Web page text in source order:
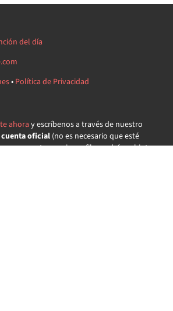
del día
• Política de Privacidad
ahora y escríbenos a través de nuestro
cuenta oficial(no es necesario que esté
acceso a tu propio perfil y podrás subir tus